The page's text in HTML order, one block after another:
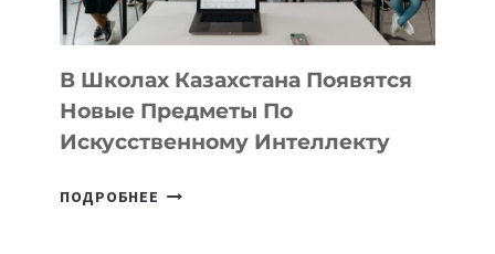
ПРОГРАММУ
ДЛЯ
ТЕХНОЛОГИЧЕСКИХ
В Школах Казахстана Появятся
Новые Предметы По
Искусственному Интеллекту
ПОДРОБНЕЕ